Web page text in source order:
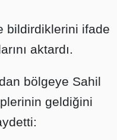
bildirdiklerini ifade
aktardı.
bölgeye Sahil
geldiğini